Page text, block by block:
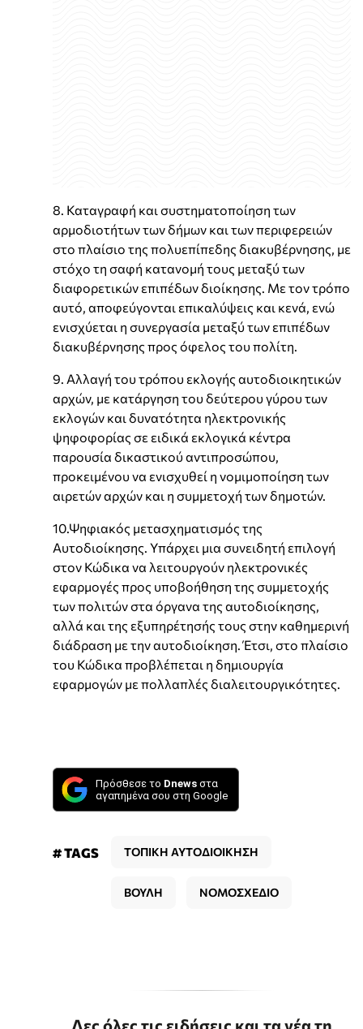
8. Καταγραφή και συστηματοποίηση των
αρμοδιοτήτων των δήμων και των περιφερειών
στο πλαίσιο της πολυεπίπεδης διακυβέρνησης, με
στόχο τη σαφή κατανομή τους μεταξύ των
διαφορετικών επιπέδων διοίκησης. Με τον τρόπο
αυτό, αποφεύγονται επικαλύψεις και κενά, ενώ
ενισχύεται η συνεργασία μεταξύ των επιπέδων
διακυβέρνησης προς όφελος του πολίτη.
9. Αλλαγή του τρόπου εκλογής αυτοδιοικητικών
αρχών, με κατάργηση του δεύτερου γύρου των
εκλογών και δυνατότητα ηλεκτρονικής
ψηφοφορίας σε ειδικά εκλογικά κέντρα
παρουσία δικαστικού αντιπροσώπου,
προκειμένου να ενισχυθεί η νομιμοποίηση των
αιρετών αρχών και η συμμετοχή των δημοτών.
10.Ψηφιακός μετασχηματισμός της
Αυτοδιοίκησης. Υπάρχει μια συνειδητή επιλογή
στον Κώδικα να λειτουργούν ηλεκτρονικές
εφαρμογές προς υποβοήθηση της συμμετοχής
των πολιτών στα όργανα της αυτοδιοίκησης,
αλλά και της εξυπηρέτησής τους στην καθημερινή
διάδραση με την αυτοδιοίκηση. Έτσι, στο πλαίσιο
του Κώδικα προβλέπεται η δημιουργία
εφαρμογών με πολλαπλές διαλειτουργικότητες.
Πρόσθεσε το Dnews στα
αγαπημένα σου στη Google
# TAGS ΤΟΠΙΚΗ ΑΥΤΟΔΙΟΙΚΗΣΗ
ΒΟΥΛΗ ΝΟΜΟΣΧΕΔΙΟ
Δες όλες τις ειδήσεις και τα νέα τη